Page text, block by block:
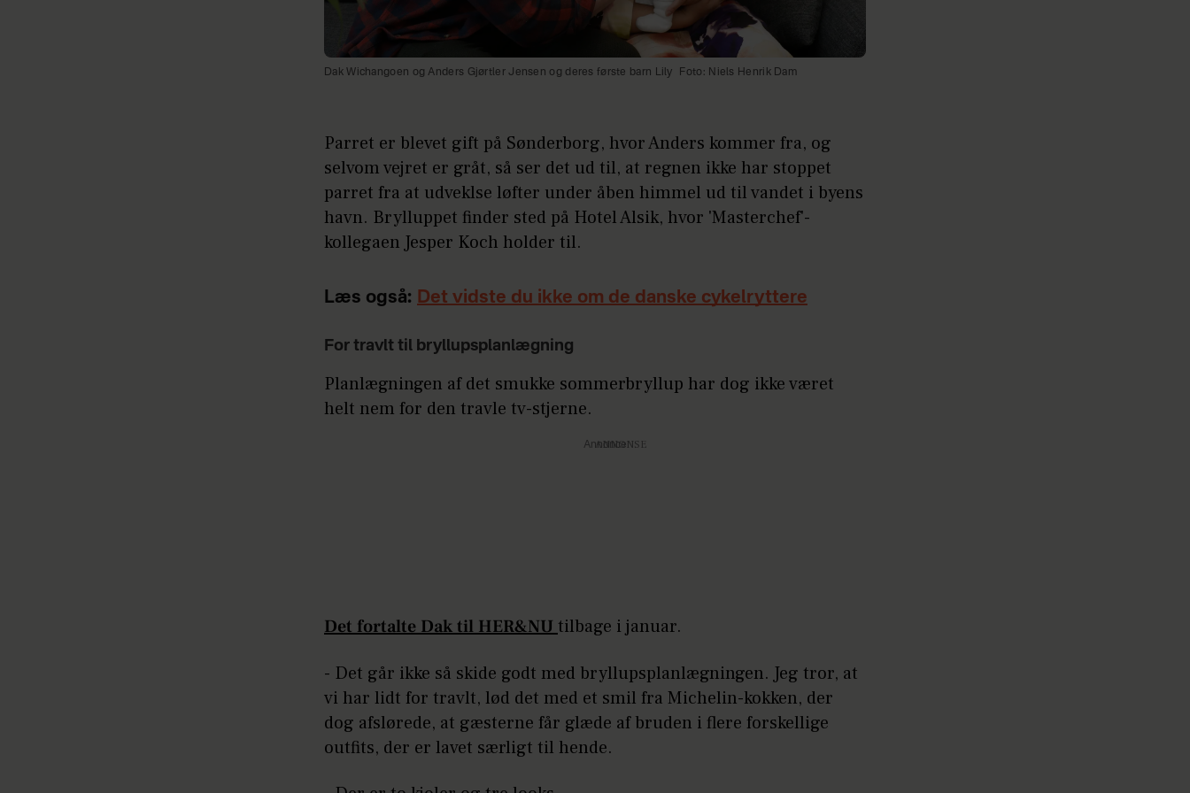
Dak Wichangoen og Anders Gjørtler Jensen og deres første barn Lily Foto: Niels Henrik Dam
Parret er blevet gift på Sønderborg, hvor Anders kommer fra, og
selvom vejret er gråt, så ser det ud til, at regnen ikke har stoppet
parret fra at udveklse løfter under åben himmel ud til vandet i byens
havn. Brylluppet finder sted på Hotel Alsik, hvor 'Masterchef'-
kollegaen Jesper Koch holder til.
Læs også: Det vidste du ikke om de danske cykelryttere
For travlt til bryllupsplanlægning
Planlægningen af det smukke sommerbryllup har dog ikke været
helt nem for den travle tv-stjerne.
Annonce
Det fortalte Dak til HER&NU tilbage i januar.
- Det går ikke så skide godt med bryllupsplanlægningen. Jeg tror, at
vi har lidt for travlt, lød det med et smil fra Michelin-kokken, der
dog afslørede, at gæsterne får glæde af bruden i flere forskellige
outfits, der er lavet særligt til hende.